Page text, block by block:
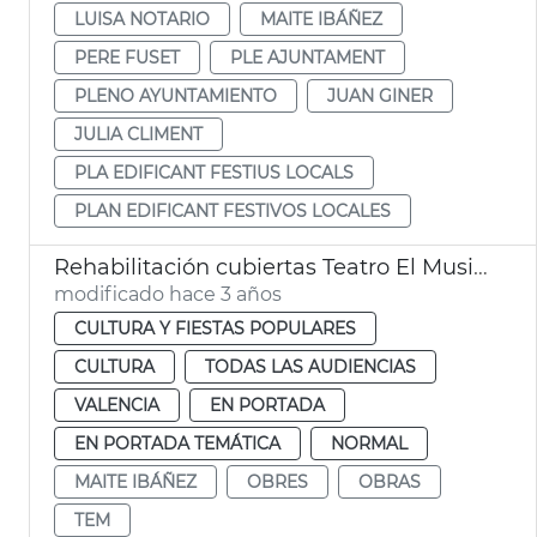
LUISA NOTARIO
MAITE IBÁÑEZ
PERE FUSET
PLE AJUNTAMENT
PLENO AYUNTAMIENTO
JUAN GINER
JULIA CLIMENT
PLA EDIFICANT FESTIUS LOCALS
PLAN EDIFICANT FESTIVOS LOCALES
Rehabilitación cubiertas Teatro El Musical
modificado hace 3 años
CULTURA Y FIESTAS POPULARES
CULTURA
TODAS LAS AUDIENCIAS
VALENCIA
EN PORTADA
EN PORTADA TEMÁTICA
NORMAL
MAITE IBÁÑEZ
OBRES
OBRAS
TEM